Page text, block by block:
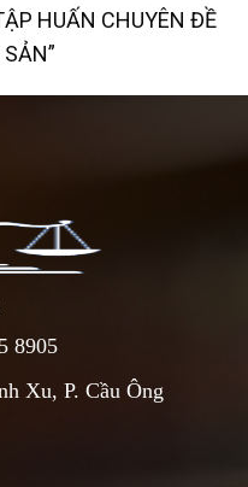
HUẤN CHUYÊN ĐỀ
8905
Xu, P. Cầu Ông